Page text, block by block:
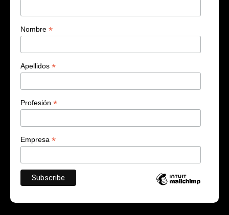
Nombre *
Apellidos *
Profesión *
Empresa *